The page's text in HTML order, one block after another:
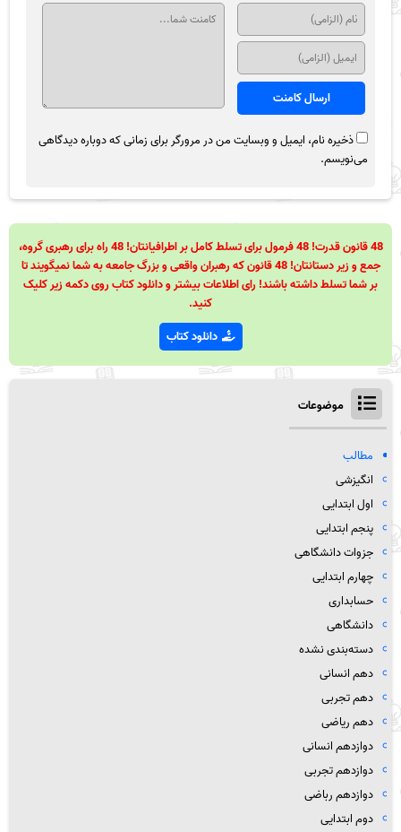
ذخیره نام، ایمیل و وبسایت من در مرورگر برای زمانی که دوباره دیدگاهی
می‌نویسم.
48 قانون قدرت! 48 فرمول برای تسلط کامل بر اطرافیانتان! 48 راه برای رهبری گروه،
جمع و زیر دستانتان! 48 قانون که رهبران واقعی و بزرگ جامعه به شما نمیگویند تا
بر شما تسلط داشته باشند! رای اطلاعات بیشتر و دانلود کتاب روی دکمه زیر کلیک
کنید.
دانلود کتاب
موضوعات
مطالب
انگیزشی
اول ابتدایی
پنجم ابتدایی
جزوات دانشگاهی
چهارم ابتدایی
حسابداری
دانشگاهی
دسته‌بندی نشده
دهم انسانی
دهم تجربی
دهم ریاضی
دوازدهم انسانی
دوازدهم تجربی
دوازدهم رباضی
دوم ابتدایی